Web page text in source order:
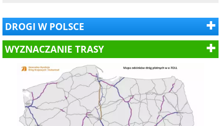
DROGI W POLSCE
WYZNACZANIE TRASY